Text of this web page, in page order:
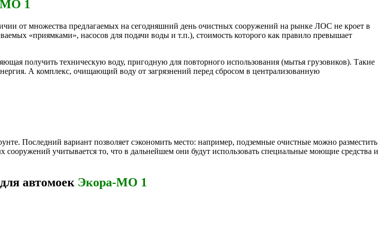
МО 1
от множества предлагаемых на сегодняшний день очистных сооружений на рынке ЛОС не кроет в
«приямками», насосов для подачи воды и т.п.), стоимость которого как правило превышает
получить техническую воду, пригодную для повторного использования (мытья грузовиков). Такие
А комплекс, очищающий воду от загрязнений перед сбросом в централизованную
Последний вариант позволяет сэкономить место: например, подземные очистные можно разместить
учитывается то, что в дальнейшем они будут использовать специальные моющие средства и
автомоек Экора-МО 1